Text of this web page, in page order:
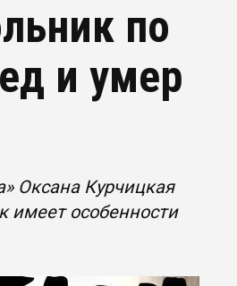
по
и умер
Оксана Курчицкая
имеет особенности